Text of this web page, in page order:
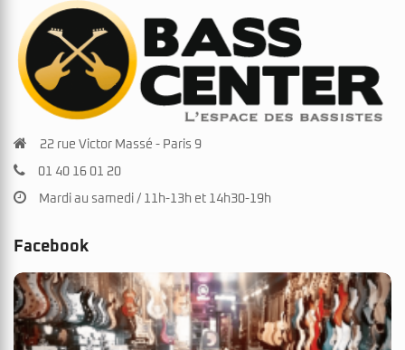
22 rue Victor Massé - Paris 9
01 40 16 01 20
Mardi au samedi / 11h-13h et 14h30-19h
Facebook